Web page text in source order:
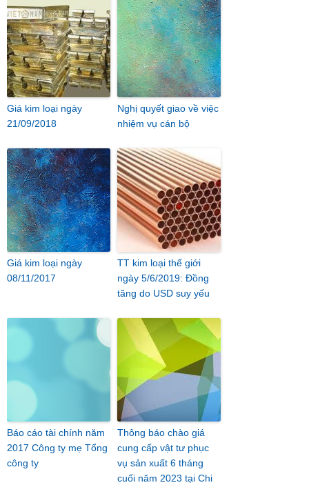
Giá kim loại ngày
21/09/2018
Nghị quyết giao về việc
nhiệm vụ cán bộ
Giá kim loại ngày
08/11/2017
TT kim loại thế giới
ngày 5/6/2019: Đồng
tăng do USD suy yếu
Báo cáo tài chính năm
2017 Công ty mẹ Tổng
công ty
Thông báo chào giá
cung cấp vật tư phục
vụ sản xuất 6 tháng
cuối năm 2023 tại Chi